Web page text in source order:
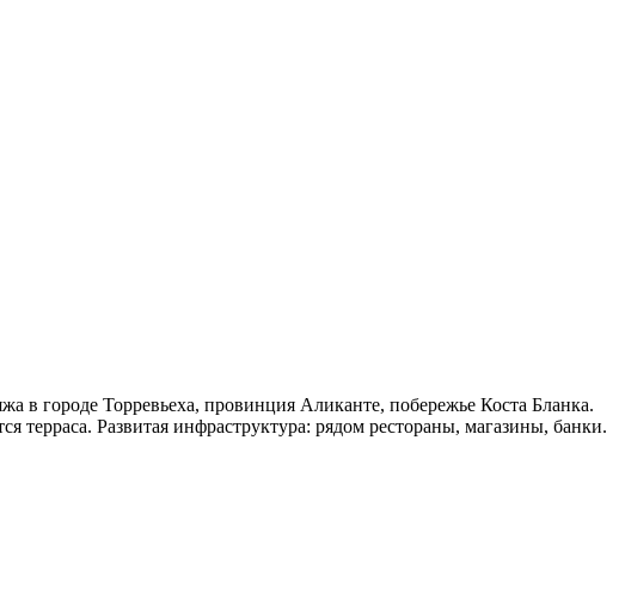
в городе Торревьеха, провинция Аликанте, побережье Коста Бланка.
Развитая инфраструктура: рядом рестораны, магазины, банки.